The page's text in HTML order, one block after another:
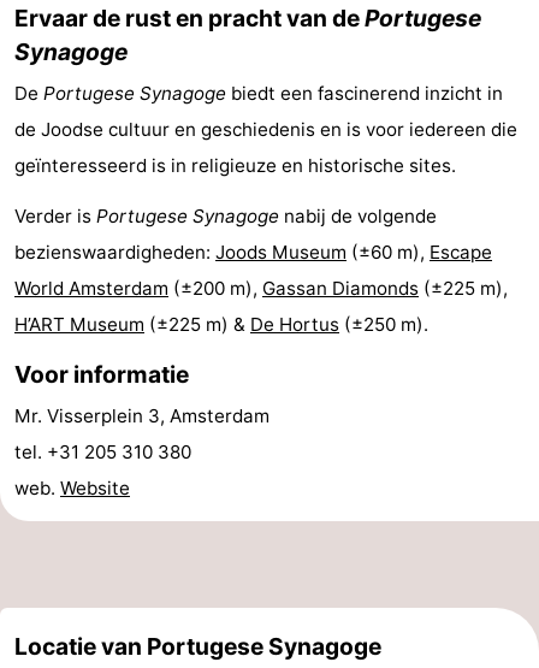
Noord-
Holland
-
Zuid-
Praktisch
Openbaar
Centraal
Station
Schiphol
-
voor
Medische
Ervaar de rust en pracht van dePortugese
Synagoge
De Portugese Synagoge biedt een fascinerend inzicht in
de Joodse cultuur en geschiedenis en is voor iedereen die
geïnteresseerd is in religieuze en historische sites.
Verder is Portugese Synagoge nabij de volgende
bezienswaardigheden: Joods Museum (±60 m), Escape
World Amsterdam (±200 m), Gassan Diamonds (±225 m),
H’ART Museum (±225 m) & De Hortus (±250 m).
Voor informatie
Mr. Visserplein 3, Amsterdam
tel. +31 205 310 380
web. Website
Locatie van Portugese Synagoge